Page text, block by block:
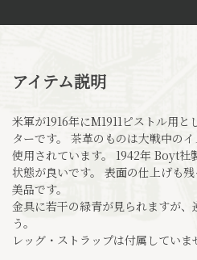
アイテム説明
米軍が1916年にM1911ピストル用
ターです。 茶革のものは大戦中の
使用されています。 1942年 Boyt社
状態が良いです。 表面の仕上げも
美品です。
金具に若干の緑青が見られますが、
う。
レッグ・ストラップは付属してい